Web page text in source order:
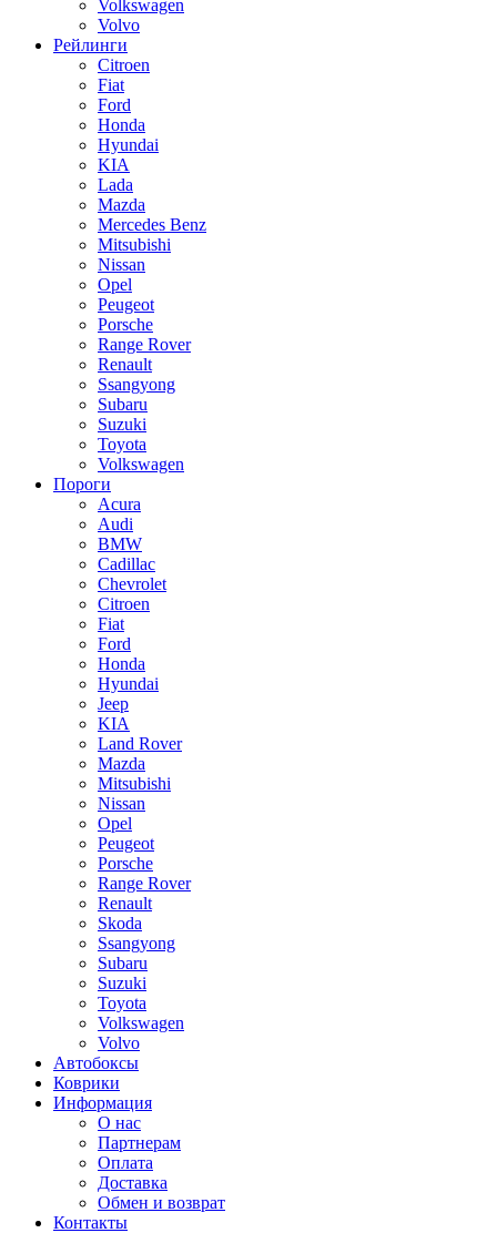
Volkswagen
Volvo
Рейлинги
Citroen
Fiat
Ford
Honda
Hyundai
KIA
Lada
Mazda
Mercedes Benz
Mitsubishi
Nissan
Opel
Peugeot
Porsche
Range Rover
Renault
Ssangyong
Subaru
Suzuki
Toyota
Volkswagen
Пороги
Acura
Audi
BMW
Cadillac
Chevrolet
Citroen
Fiat
Ford
Honda
Hyundai
Jeep
KIA
Land Rover
Mazda
Mitsubishi
Nissan
Opel
Peugeot
Porsche
Range Rover
Renault
Skoda
Ssangyong
Subaru
Suzuki
Toyota
Volkswagen
Volvo
Автобоксы
Коврики
Информация
О нас
Партнерам
Оплата
Доставка
Обмен и возврат
Контакты